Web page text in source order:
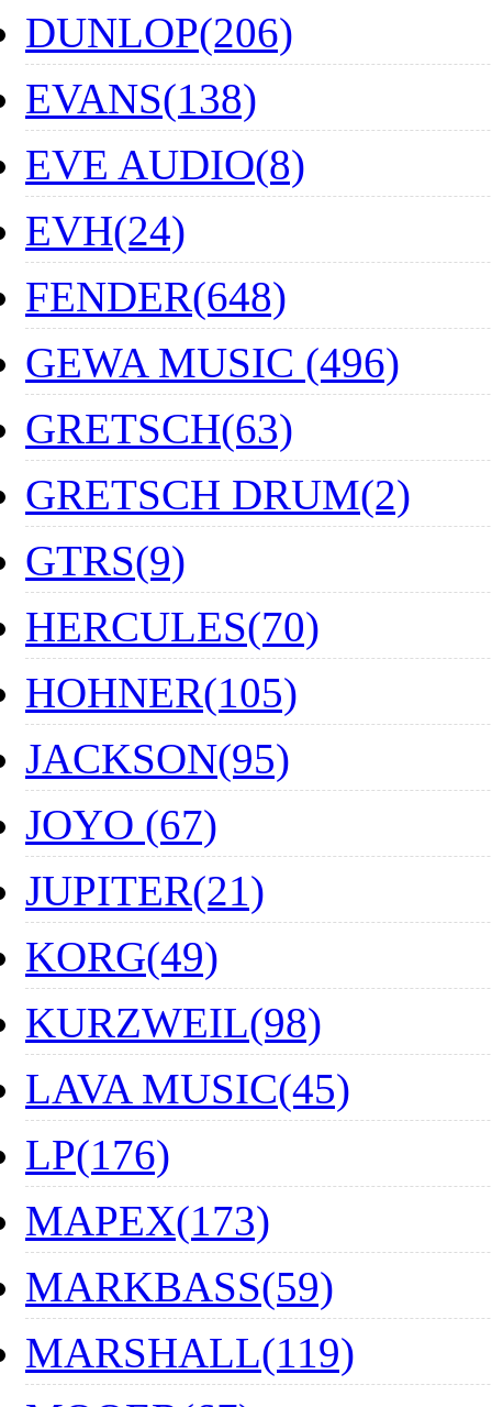
DUNLOP(206)
EVANS(138)
EVE AUDIO(8)
EVH(24)
FENDER(648)
GEWA MUSIC (496)
GRETSCH(63)
GRETSCH DRUM(2)
GTRS(9)
HERCULES(70)
HOHNER(105)
JACKSON(95)
JOYO (67)
JUPITER(21)
KORG(49)
KURZWEIL(98)
LAVA MUSIC(45)
LP(176)
MAPEX(173)
MARKBASS(59)
MARSHALL(119)